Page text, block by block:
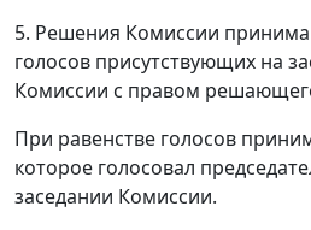
5. Решения Комиссии
голосов присутствующих на
Комиссии с правом
При равенстве голосов
которое голосовал
заседании Комиссии.